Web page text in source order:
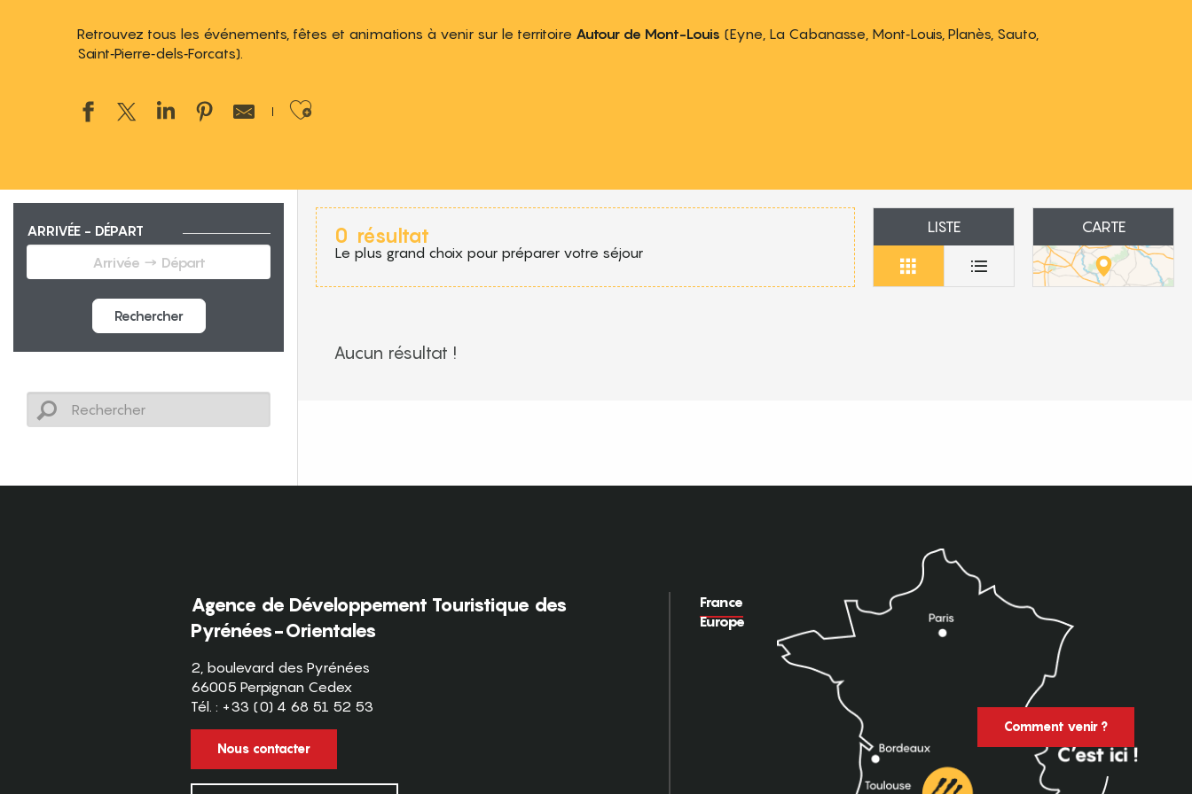
Retrouvez tous les événements, fêtes et animations à venir sur le territoire Autour de Mont-Louis (Eyne, La Cabanasse, Mont‑Louis, Planès, Sauto,
Saint‑Pierre‑dels‑Forcats).
Ajouter aux favoris
ARRIVÉE - DÉPART
Rechercher
0 résultat
Le plus grand choix pour préparer votre séjour
LISTE CARTE
Aucun résultat !
Agence de Développement Touristique des
Pyrénées-Orientales
2, boulevard des Pyrénées
66005 Perpignan Cedex
Tél. : +33 (0) 4 68 51 52 53
Nous contacter
France
Europe
Comment venir ?